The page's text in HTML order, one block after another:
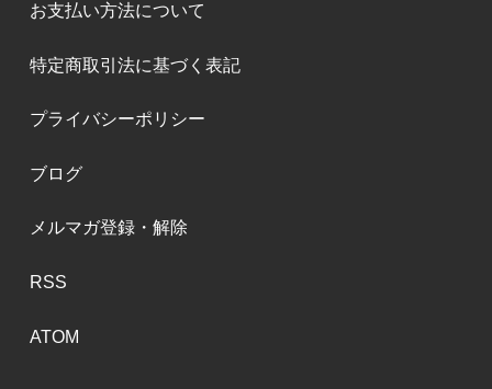
お支払い方法について
特定商取引法に基づく表記
プライバシーポリシー
ブログ
メルマガ登録・解除
RSS
ATOM